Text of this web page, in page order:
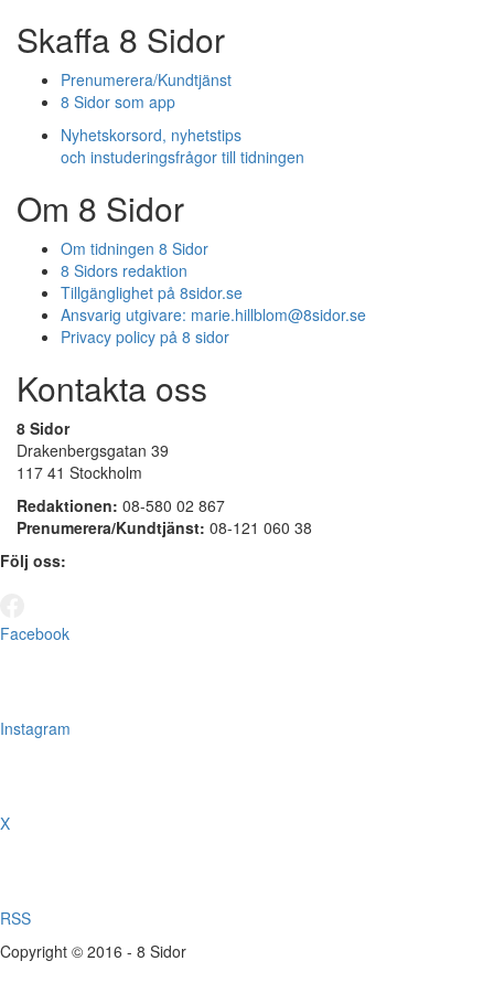
Skaffa 8 Sidor
Prenumerera/Kundtjänst
8 Sidor som app
Nyhetskorsord, nyhetstips
och instuderingsfrågor till tidningen
Om 8 Sidor
Om tidningen 8 Sidor
8 Sidors redaktion
Tillgänglighet på 8sidor.se
Ansvarig utgivare: marie.hillblom@8sidor.se
Privacy policy på 8 sidor
Kontakta oss
8 Sidor
Drakenbergsgatan 39
117 41 Stockholm
Redaktionen: 08-580 02 867
Prenumerera/Kundtjänst: 08-121 060 38
Följ oss:
Facebook
Instagram
X
RSS
Copyright © 2016 - 8 Sidor